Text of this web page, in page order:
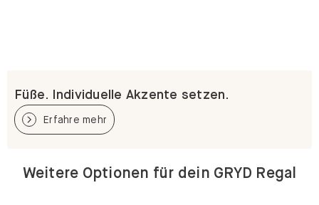
Füße. Individuelle Akzente setzen.
Erfahre mehr
Weitere Optionen für dein GRYD Regal